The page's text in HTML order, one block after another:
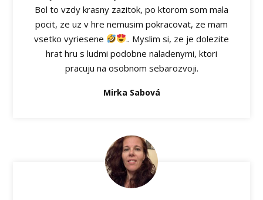
Bol to vzdy krasny zazitok, po ktorom som mala
pocit, ze uz v hre nemusim pokracovat, ze mam
vsetko vyriesene
.. Myslim si, ze je dolezite
hrat hru s ludmi podobne naladenymi, ktori
pracuju na osobnom sebarozvoji.
Mirka Sabová